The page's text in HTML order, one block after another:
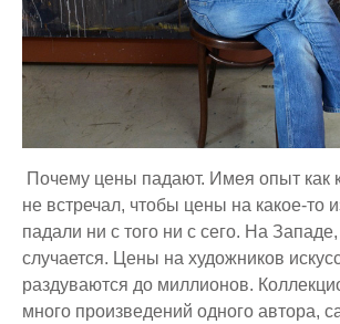
Почему цены падают. Имея опыт как
не встречал, чтобы цены на какое-то
падали ни с того ни с сего. На
случается. Цены на художников
раздуваются до миллионов.
много произведений одного автора,